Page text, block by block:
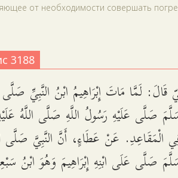
от необходимости совершать
3188
قَالَ: لَمَّا مَاتَ إِبْرَاهِيمُ ابْنُ النَّبِيِّ صَلَّى
صَلَّى عَلَيْهِ رَسُولُ اللَّهِ صَلَّى اللَّهُ
الْمَقَاعِدِ. عَنْ عَطَاءٍ، أَنَّ النَّبِيَّ صَلَّى
صَلَّى عَلَى ابْنِهِ إِبْرَاهِيمَ وَهُوَ ابْنُ